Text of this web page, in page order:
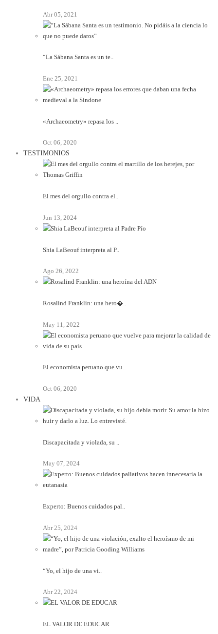
Abr 05, 2021
“La Sábana Santa es un te..
Ene 25, 2021
«Archaeometry» repasa los ..
Oct 06, 2020
TESTIMONIOS
El mes del orgullo contra el..
Jun 13, 2024
Shia LaBeouf interpreta al P..
Ago 26, 2022
Rosalind Franklin: una hero�..
May 11, 2022
El economista peruano que vu..
Oct 06, 2020
VIDA
Discapacitada y violada, su ..
May 07, 2024
Experto: Buenos cuidados pal..
Abr 25, 2024
“Yo, el hijo de una vi..
Abr 22, 2024
EL VALOR DE EDUCAR